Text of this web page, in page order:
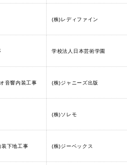
(株)レディファイン
学校法人日本芸術学園
音響内装工事 (株)ジャニーズ出版
(株)ソレモ
装下地工事 (株)ジーベックス